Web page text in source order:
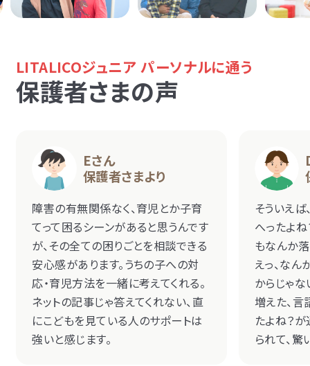
LITALICOジュニア パーソナルに通う
保護者さまの声
Eさん
保護者さまより
障害の有無関係なく、育児とか子育
てって困るシーンがあると思うんです
が、その全ての困りごとを相談できる
安心感があります。うちの子への対
応・育児方法を一緒に考えてくれる。
ネットの記事じゃ答えてくれない、直
にこどもを見ている人のサポートは
強いと感じます。
そういえ
へったよ
もなんか
えっ、な
からじゃ
増えた、言
たよね？
られて、驚